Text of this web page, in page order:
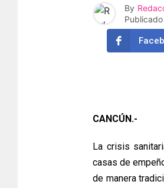
By
CANCÚN.-
La crisis
casas de
de manera